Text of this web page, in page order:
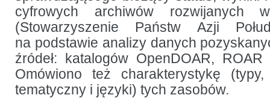
cyfrowych archiwów rozwijanych
(Stowarzyszenie Państw Azji
na podstawie analizy danych
źródeł: katalogów OpenDOAR,
Omówiono też charakterystykę
tematyczny i języki) tych zasobów.